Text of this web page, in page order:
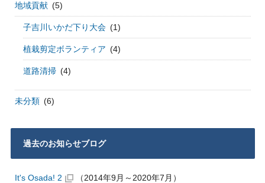
地域貢献 (5)
子吉川いかだ下り大会 (1)
植栽剪定ボランティア (4)
道路清掃 (4)
未分類 (6)
過去のお知らせブログ
It's Osada! 2 （2014年9月～2020年7月）